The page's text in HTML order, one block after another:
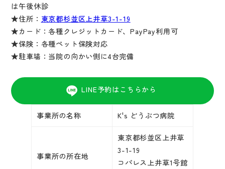
は午後休診
★住所： 東京都杉並区上井草3-1-19
★カード：各種クレジットカード、PayPay利用可
★保険：各種ペット保険対応
★駐車場：当院の向かい側に4台完備
LINE予約はこちらから
事業所の名称 K's どうぶつ病院
事業所の所在地
東京都杉並区上井草
3-1-19
コパレス上井草1号館